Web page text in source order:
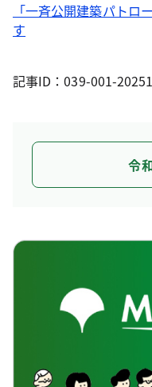
「一斉公開建築パトロ
す
記事ID：039-001-
令